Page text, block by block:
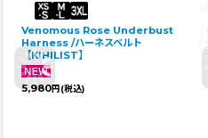
Venomous Rose Underbust
Harness /ハーネスベルト
【KIHILIST】
5,980円 (税込)